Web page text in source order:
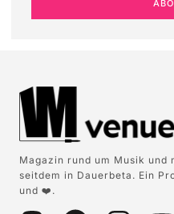
Magazin rund um Musik und
seitdem in Dauerbeta. Ein
und ❤️.